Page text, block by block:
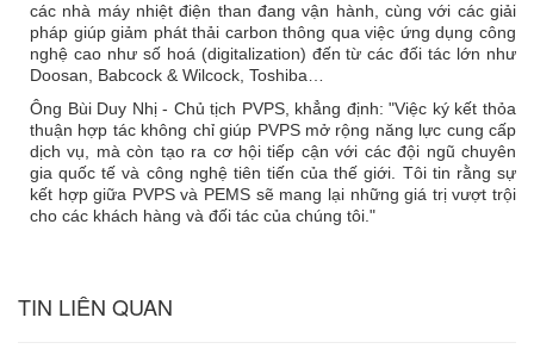
các nhà máy nhiệt điện than đang vận hành, cùng với các giải
pháp giúp giảm phát thải carbon thông qua việc ứng dụng công
nghệ cao như số hoá (digitalization) đến từ các đối tác lớn như
Doosan, Babcock & Wilcock, Toshiba…
Ông Bùi Duy Nhị - Chủ tịch PVPS, khẳng định: "Việc ký kết thỏa
thuận hợp tác không chỉ giúp PVPS mở rộng năng lực cung cấp
dịch vụ, mà còn tạo ra cơ hội tiếp cận với các đội ngũ chuyên
gia quốc tế và công nghệ tiên tiến của thế giới. Tôi tin rằng sự
kết hợp giữa PVPS và PEMS sẽ mang lại những giá trị vượt trội
cho các khách hàng và đối tác của chúng tôi."
TIN LIÊN QUAN